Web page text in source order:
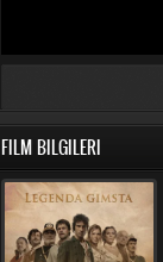
FILM BILGILERI